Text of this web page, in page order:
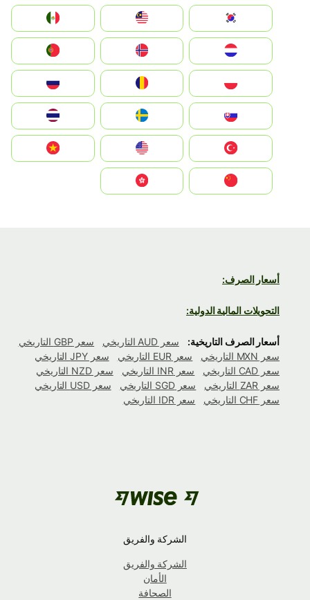
South Korea
Nederland
Portugal
România
Slovensko
United States
Vietnam
أسعار الصرف:
التحويلات المالية الدولية:
أسعار الصرف التاريخية: سعر AUD التاريخي
سعر GBP التاريخي
سعر MXN التاريخي
سعر EUR التاريخي
سعر JPY التاريخي
سعر CAD التاريخي
سعر INR التاريخي
سعر NZD التاريخي
سعر ZAR التاريخي
سعر SGD التاريخي
سعر USD التاريخي
سعر CHF التاريخي
سعر IDR التاريخي
الشركة والفريق
الشركة والفريق
الأمان
الصحافة